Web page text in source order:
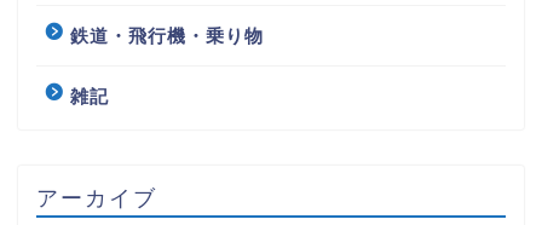
鉄道・飛行機・乗り物
雑記
アーカイブ